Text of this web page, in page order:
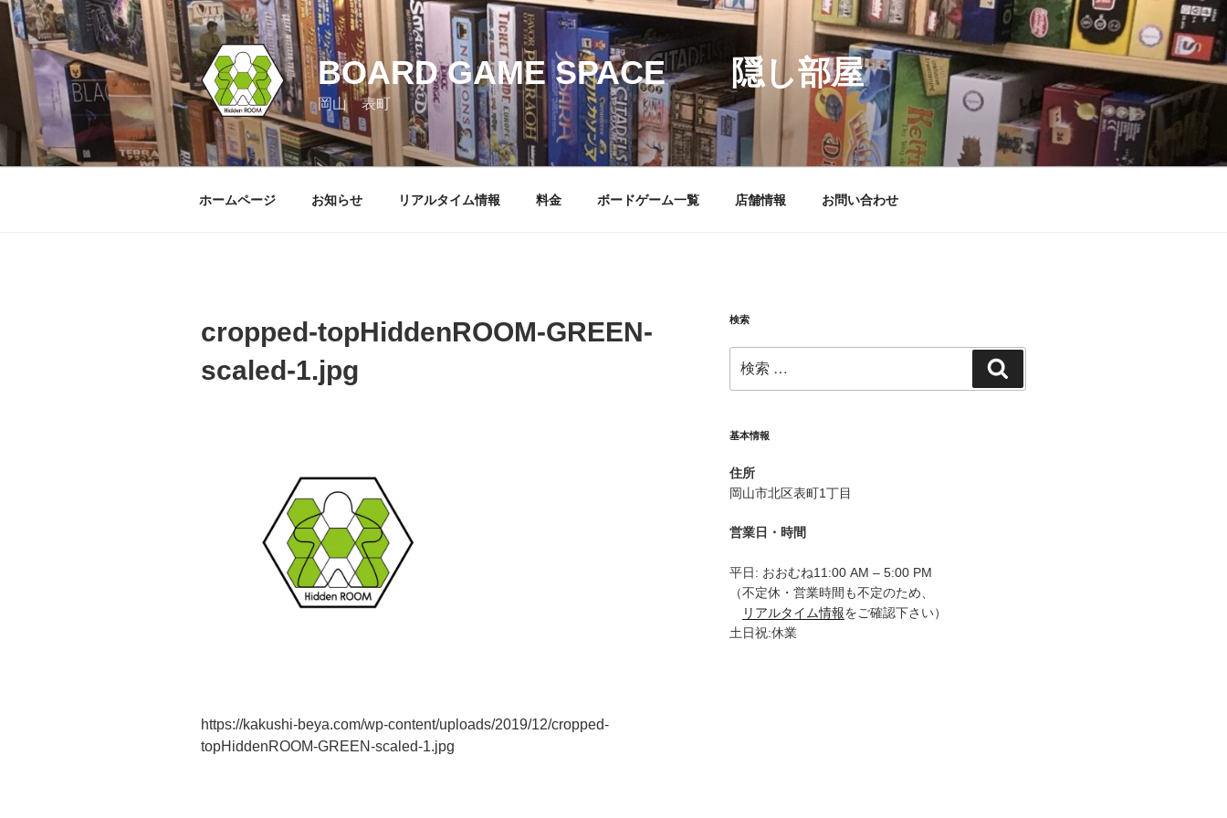
コ
ン
テ
キ
BOARD GAME SPACE 隠し部屋
岡山 表町
ホームページ お知らせ リアルタイム情報 料金 ボードゲーム一覧 店舗情報 お問い合わせ
cropped-topHiddenROOM-GREEN-
scaled-1.jpg
https://kakushi-beya.com/wp-content/uploads/2019/12/cropped-
topHiddenROOM-GREEN-scaled-1.jpg
検索
索:
索
基本情報
住所
岡山市北区表町1丁目
営業日・時間
平日: おおむね11:00 AM – 5:00 PM
（不定休・営業時間も不定のため、
リアルタイム情報をご確認下さい）
土日祝:休業